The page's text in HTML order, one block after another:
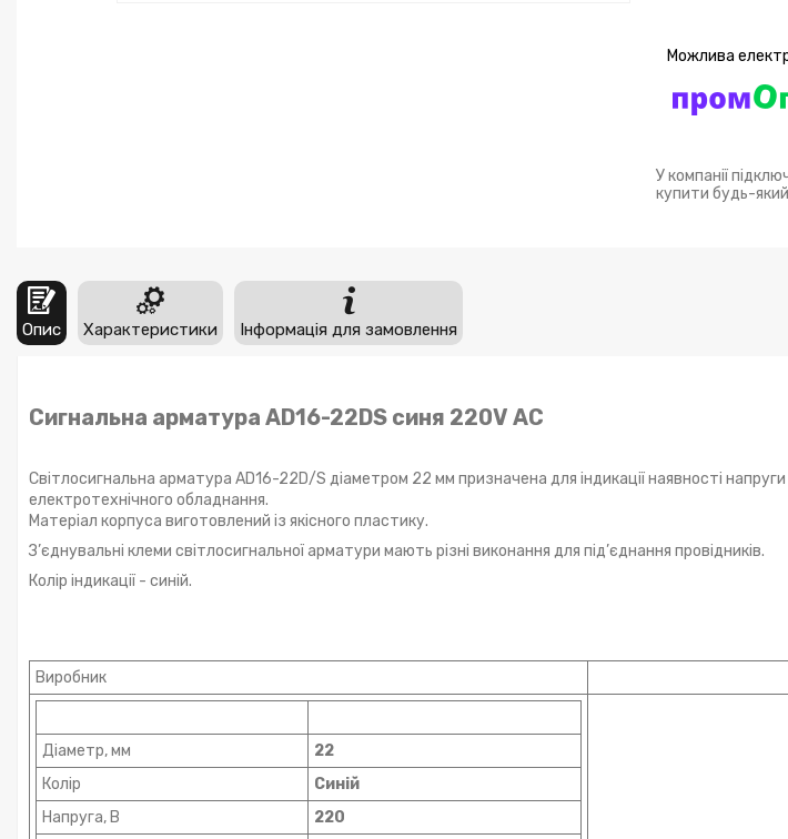
У компанії
купити будь-
Опис Характеристики Інформація для замовлення
Сигнальна арматура AD16-22DS синя 220V АC
Світлосигнальна арматура AD16-22D/S діаметром 22 мм призначена для індикації наявності
електротехнічного обладнання.
Матеріал корпуса виготовлений із якісного пластику.
З’єднувальні клеми світлосигнальної арматури мають різні виконання для під’єднання провідників.
Колір індикації - синій.
Виробник
Діаметр, мм
22
Колір
Синій
Напруга, В
220